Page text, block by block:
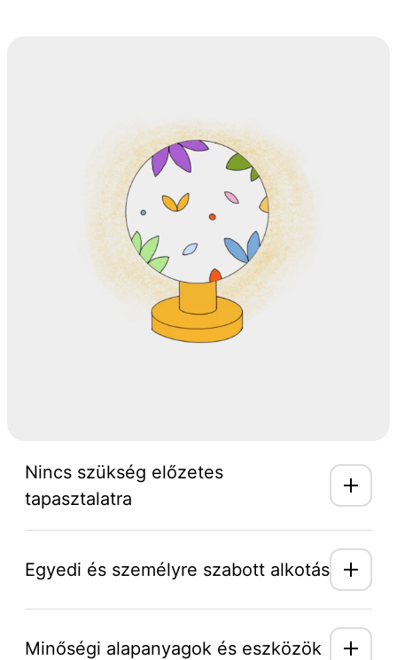
Nincs szükség előzetes
tapasztalatra
Egyedi és személyre szabott alkotás
Minőségi alapanyagok és eszközök